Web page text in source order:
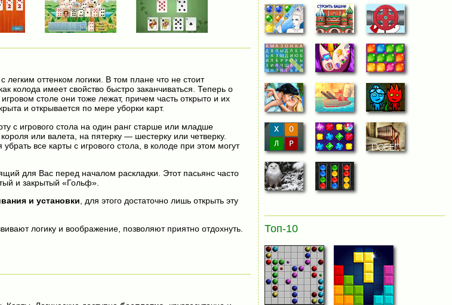
легким оттенком логики. В том плане что не стоит
колода имеет свойство быстро заканчиваться. Теперь о
столе они тоже лежат, причем часть открыто и их
и открывается по мере уборки карт.
с игрового стола на один ранг старше или младше
или валета, на пятерку — шестерку или четверку.
все карты с игрового стола, в колоде при этом могут
для Вас перед началом раскладки. Этот пасьянс часто
и закрытый «Гольф».
и установки, для этого достаточно лишь открыть эту
логику и воображение, позволяют приятно отдохнуть.
Топ-10